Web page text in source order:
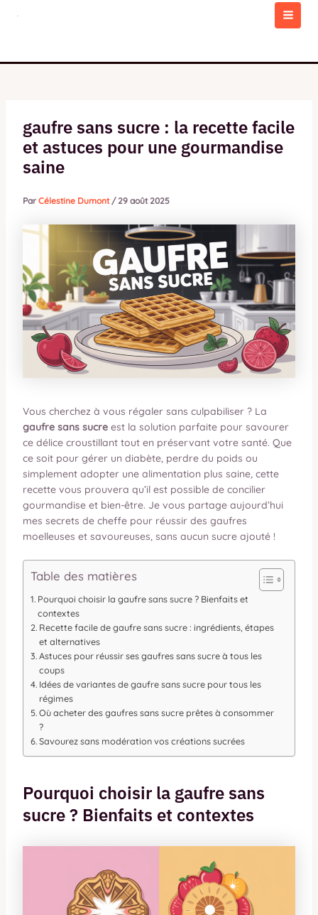
gaufre sans sucre : la recette facile
et astuces pour une gourmandise
saine
Par Célestine Dumont/ 29 août 2025
Vous cherchez à vous régaler sans culpabiliser ? La
gaufre sans sucreest la solution parfaite pour savourer
ce délice croustillant tout en préservant votre santé. Que
ce soit pour gérer un diabète, perdre du poids ou
simplement adopter une alimentation plus saine, cette
recette vous prouvera qu’il est possible de concilier
gourmandise et bien-être. Je vous partage aujourd’hui
mes secrets de cheffe pour réussir des gaufres
moelleuses et savoureuses, sans aucun sucre ajouté !
Table des matières
Pourquoi choisir la gaufre sans sucre ? Bienfaits et
contextes
Recette facile de gaufre sans sucre : ingrédients, étapes
et alternatives
Astuces pour réussir ses gaufres sans sucre à tous les
coups
Idées de variantes de gaufre sans sucre pour tous les
régimes
Où acheter des gaufres sans sucre prêtes à consommer
?
Savourez sans modération vos créations sucrées
Pourquoi choisir la gaufre sans
sucre ? Bienfaits et contextes